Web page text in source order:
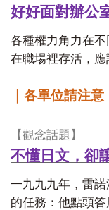
好好面對辦公
各種權力角力在
在職場裡存活，
｜各單位請注意
【觀念話題】
不懂日文，卻
一九九九年，雷
的任務：他點頭答